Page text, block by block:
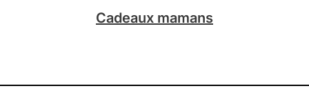
Cadeaux mamans